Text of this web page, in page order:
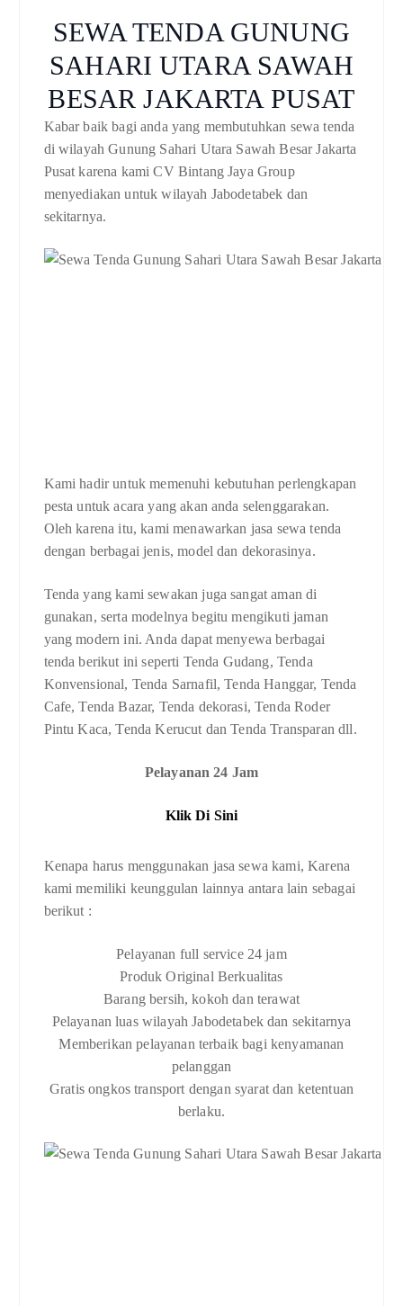
SEWA TENDA GUNUNG
SAHARI UTARA SAWAH
BESAR JAKARTA PUSAT
Kabar baik bagi anda yang membutuhkan sewa tenda
di wilayah Gunung Sahari Utara Sawah Besar Jakarta
Pusat karena kami CV Bintang Jaya Group
menyediakan untuk wilayah Jabodetabek dan
sekitarnya.
Kami hadir untuk memenuhi kebutuhan perlengkapan
pesta untuk acara yang akan anda selenggarakan.
Oleh karena itu, kami menawarkan jasa sewa tenda
dengan berbagai jenis, model dan dekorasinya.
Tenda yang kami sewakan juga sangat aman di
gunakan, serta modelnya begitu mengikuti jaman
yang modern ini. Anda dapat menyewa berbagai
tenda berikut ini seperti Tenda Gudang, Tenda
Konvensional, Tenda Sarnafil, Tenda Hanggar, Tenda
Cafe, Tenda Bazar, Tenda dekorasi, Tenda Roder
Pintu Kaca, Tenda Kerucut dan Tenda Transparan dll.
Pelayanan 24 Jam
Klik Di Sini
Kenapa harus menggunakan jasa sewa kami, Karena
kami memiliki keunggulan lainnya antara lain sebagai
berikut :
Pelayanan full service 24 jam
Produk Original Berkualitas
Barang bersih, kokoh dan terawat
Pelayanan luas wilayah Jabodetabek dan sekitarnya
Memberikan pelayanan terbaik bagi kenyamanan
pelanggan
Gratis ongkos transport dengan syarat dan ketentuan
berlaku.